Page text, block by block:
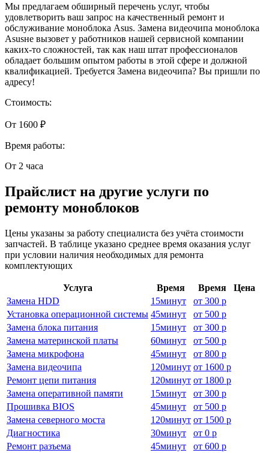
Мы предлагаем обширный перечень услуг, чтобы
удовлетворить ваш запрос на качественный ремонт и
обслуживание моноблока Asus. Замена видеочипа моноблока
Asusне вызовет у работников нашей сервисной компании
каких-то сложностей, так как наш штат профессионалов
обладает большим опытом работы в этой сфере и должной
квалификацией. Требуется Замена видеочипа? Вы пришли по
адресу!
Стоимость:
От 1600 ₽
Время работы:
От 2 часа
Прайслист на другие услуги по
ремонту моноблоков
Цены указаны за работу специалиста без учёта стоимости
запчастей. В таблице указано среднее время оказания услуг
при условии наличия необходимых для ремонта
комплектующих
Услуга Время Время
Цена
Замена HDD
15минут от 300 р
Установка операционной системы 45минут от 500 р
Замена блока питания
15минут от 300 р
Замена материнской платы
60минут от 500 р
Замена микрофона
45минут от 800 р
Замена видеочипа
120минут от 1600 р
Ремонт цепи питания
120минут от 1800 р
Замена оперативной памяти
15минут от 300 р
Прошивка BIOS
45минут от 500 р
Замена северного моста
120минут от 1500 р
Диагностика
30минут от 0 р
Ремонт разъема
45минут от 600 р